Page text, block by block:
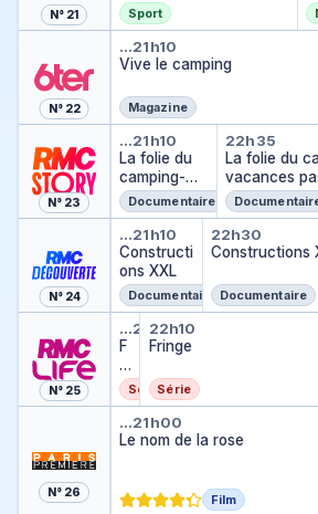
N° 21 Sport
N° 22
Vive le camping
…21h10
Vive le camping
Magazine
N° 23
La folie du
…21h10
La folie du
camping-
car : des
vacances
pas comme
les autres
Documentaire
La
22h35
La folie du
vacances
N° 24
Constructions
…21h10
Constructi
ons XXL
Documentaire
22h30
Constructions
Documentaire
N° 25
Fringe
…21h10
F
ri
n
g
Série
Fringe
22h10
Fringe
Série
N° 26
Le nom de la rose
…21h00
Le nom de la rose
Film